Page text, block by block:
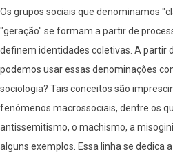
Os grupos sociais que denominamos
"geração" se formam a partir de
definem identidades coletivas. A partir
podemos usar essas denominações
sociologia? Tais conceitos são
fenômenos macrossociais, dentre os
antissemitismo, o machismo, a
alguns exemplos. Essa linha se dedica